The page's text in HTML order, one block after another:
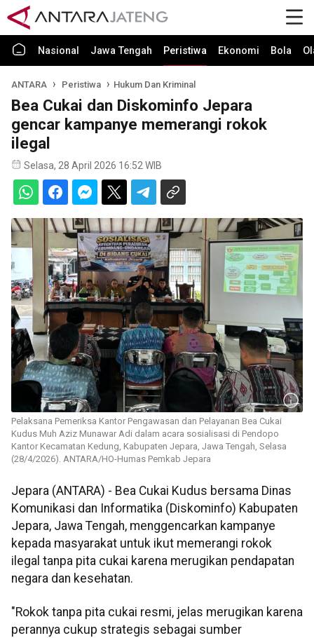
Nasional Jawa Tengah Peristiwa Ekonomi Bola
ANTARA Peristiwa Hukum Dan Kriminal
Bea Cukai dan Diskominfo Jepara
gencar kampanye memerangi rokok
ilegal
Selasa, 28 April 2026 16:52 WIB
Pelaksana Pemeriksa Kantor Pengawasan dan Pelayanan Bea Cukai
Kudus Muh Aziz Munawar Adi dalam acara sosialisasi di Pendopo
Kantor Kecamatan Kedung, Kabupaten Jepara, Jawa Tengah, Selasa
(28/4/2026). ANTARA/HO-Humas Pemkab Jepara
Jepara (ANTARA) - Bea Cukai Kudus bersama Dinas
Komunikasi dan Informatika (Diskominfo) Kabupaten
Jepara, Jawa Tengah, menggencarkan kampanye
kepada masyarakat untuk ikut memerangi rokok
ilegal tanpa pita cukai karena merugikan pendapatan
negara dan kesehatan.
"Rokok tanpa pita cukai resmi, jelas merugikan karena
perannya cukup strategis sebagai sumber